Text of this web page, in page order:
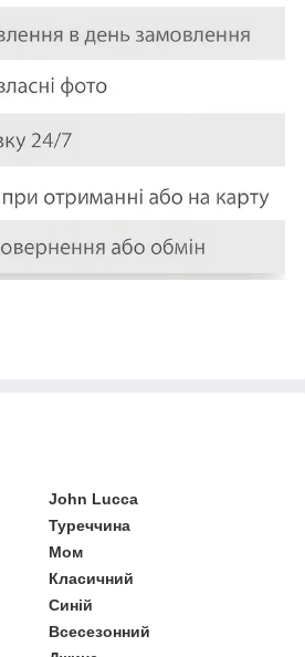
John Lucca
Туреччина
Мом
Класичний
Синій
Всесезонний